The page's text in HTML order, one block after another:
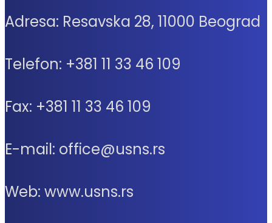
Adresa: Resavska 28, 11000 Beograd
Telefon: +381 11 33 46 109
Fax: +381 11 33 46 109
E-mail: office@usns.rs
Web: www.usns.rs